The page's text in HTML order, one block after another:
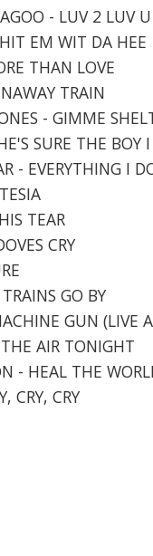
- LUV 2 LUV
EM WIT DA HEE
THAN LOVE
TRAIN
- GIMME
SURE THE BOY I
- EVERYTHING I
TEAR
CRY
GO BY
GUN (LIVE
AIR TONIGHT
- HEAL THE
CRY, CRY